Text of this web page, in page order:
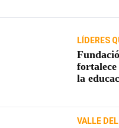
LÍDERES
fortalece
la
VALLE